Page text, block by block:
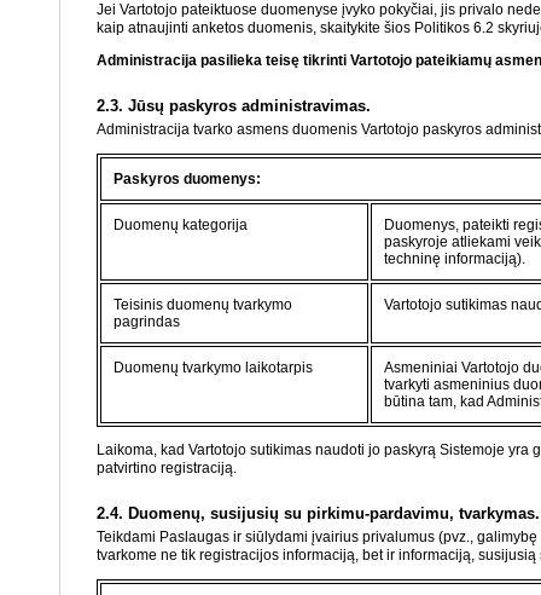
Jei Vartotojo pateiktuose duomenyse įvyko pokyčiai, jis privalo
kaip atnaujinti anketos duomenis, skaitykite šios Politikos 6.2
Administracija pasilieka teisę tikrinti Vartotojo pateikiamų
2.3. Jūsų paskyros administravimas.
Administracija tvarko asmens duomenis Vartotojo paskyros
Paskyros duomenys:
Duomenų kategorija
Duomenys, pateikti
paskyroje atliekami
techninę informaciją).
Teisinis duomenų tvarkymo
pagrindas
Vartotojo sutikimas
Duomenų tvarkymo laikotarpis
Asmeniniai Vartotojo
tvarkyti asmeninius
būtina tam, kad
Laikoma, kad Vartotojo sutikimas naudoti jo paskyrą Sistemoje
patvirtino registraciją.
2.4. Duomenų, susijusių su pirkimu-pardavimu, tvarkymas.
Teikdami Paslaugas ir siūlydami įvairius privalumus (pvz.,
tvarkome ne tik registracijos informaciją, bet ir informaciją,